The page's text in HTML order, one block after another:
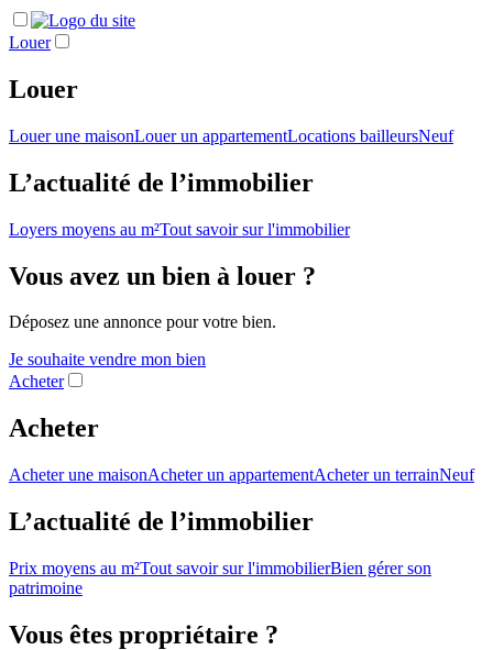
Louer
Louer
Louer une maisonLouer un appartementLocations bailleursNeuf
L’actualité de l’immobilier
Loyers moyens au m²Tout savoir sur l'immobilier
Vous avez un bien à louer ?
Déposez une annonce pour votre bien.
Je souhaite vendre mon bien
Acheter
Acheter
Acheter une maisonAcheter un appartementAcheter un terrainNeuf
L’actualité de l’immobilier
Prix moyens au m²Tout savoir sur l'immobilierBien gérer son
patrimoine
Vous êtes propriétaire ?